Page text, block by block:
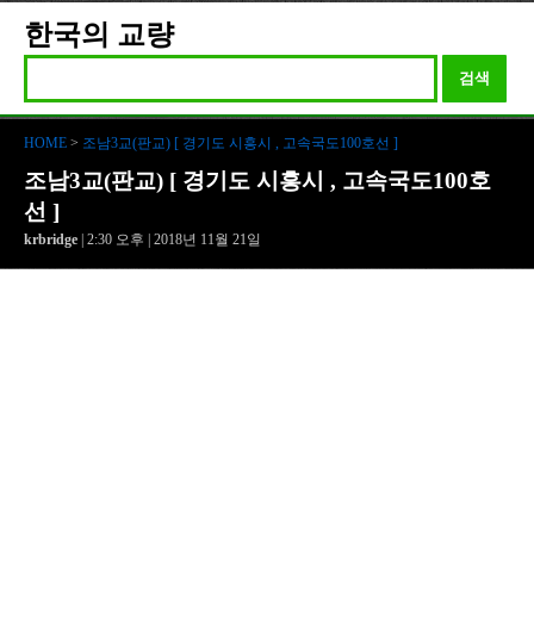
한국의 교량
검색
HOME > 조남3교(판교) [ 경기도 시흥시 , 고속국도100호선 ]
조남3교(판교) [ 경기도 시흥시 , 고속국도100호
선 ]
krbridge | 2:30 오후 | 2018년 11월 21일